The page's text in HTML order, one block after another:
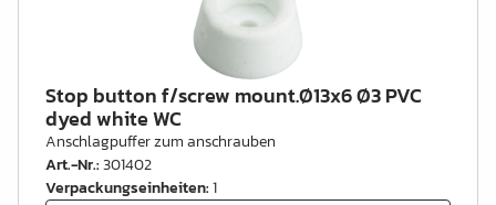
Stop button f/screw mount.Ø13x6 Ø3 PVC
dyed white WC
Anschlagpuffer zum anschrauben
Art.-Nr.:301402
Verpackungseinheiten:1